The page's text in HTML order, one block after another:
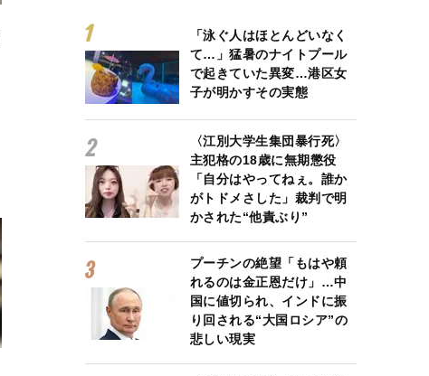
「泳ぐ人はほとんどいなく
て…」猛暑のナイトプール
で起きていた異変…港区女
子が明かすその実態
〈江別大学生集団暴行死〉
主犯格の18歳に無期懲役
「自分はやってねぇ。誰か
がトドメさした」裁判で明
かされた“他責ぶり”
プーチンの絶望「もはや頼
れるのは金正恩だけ」…中
国に値切られ、インドに振
り回される“大国ロシア”の
悲しい現実